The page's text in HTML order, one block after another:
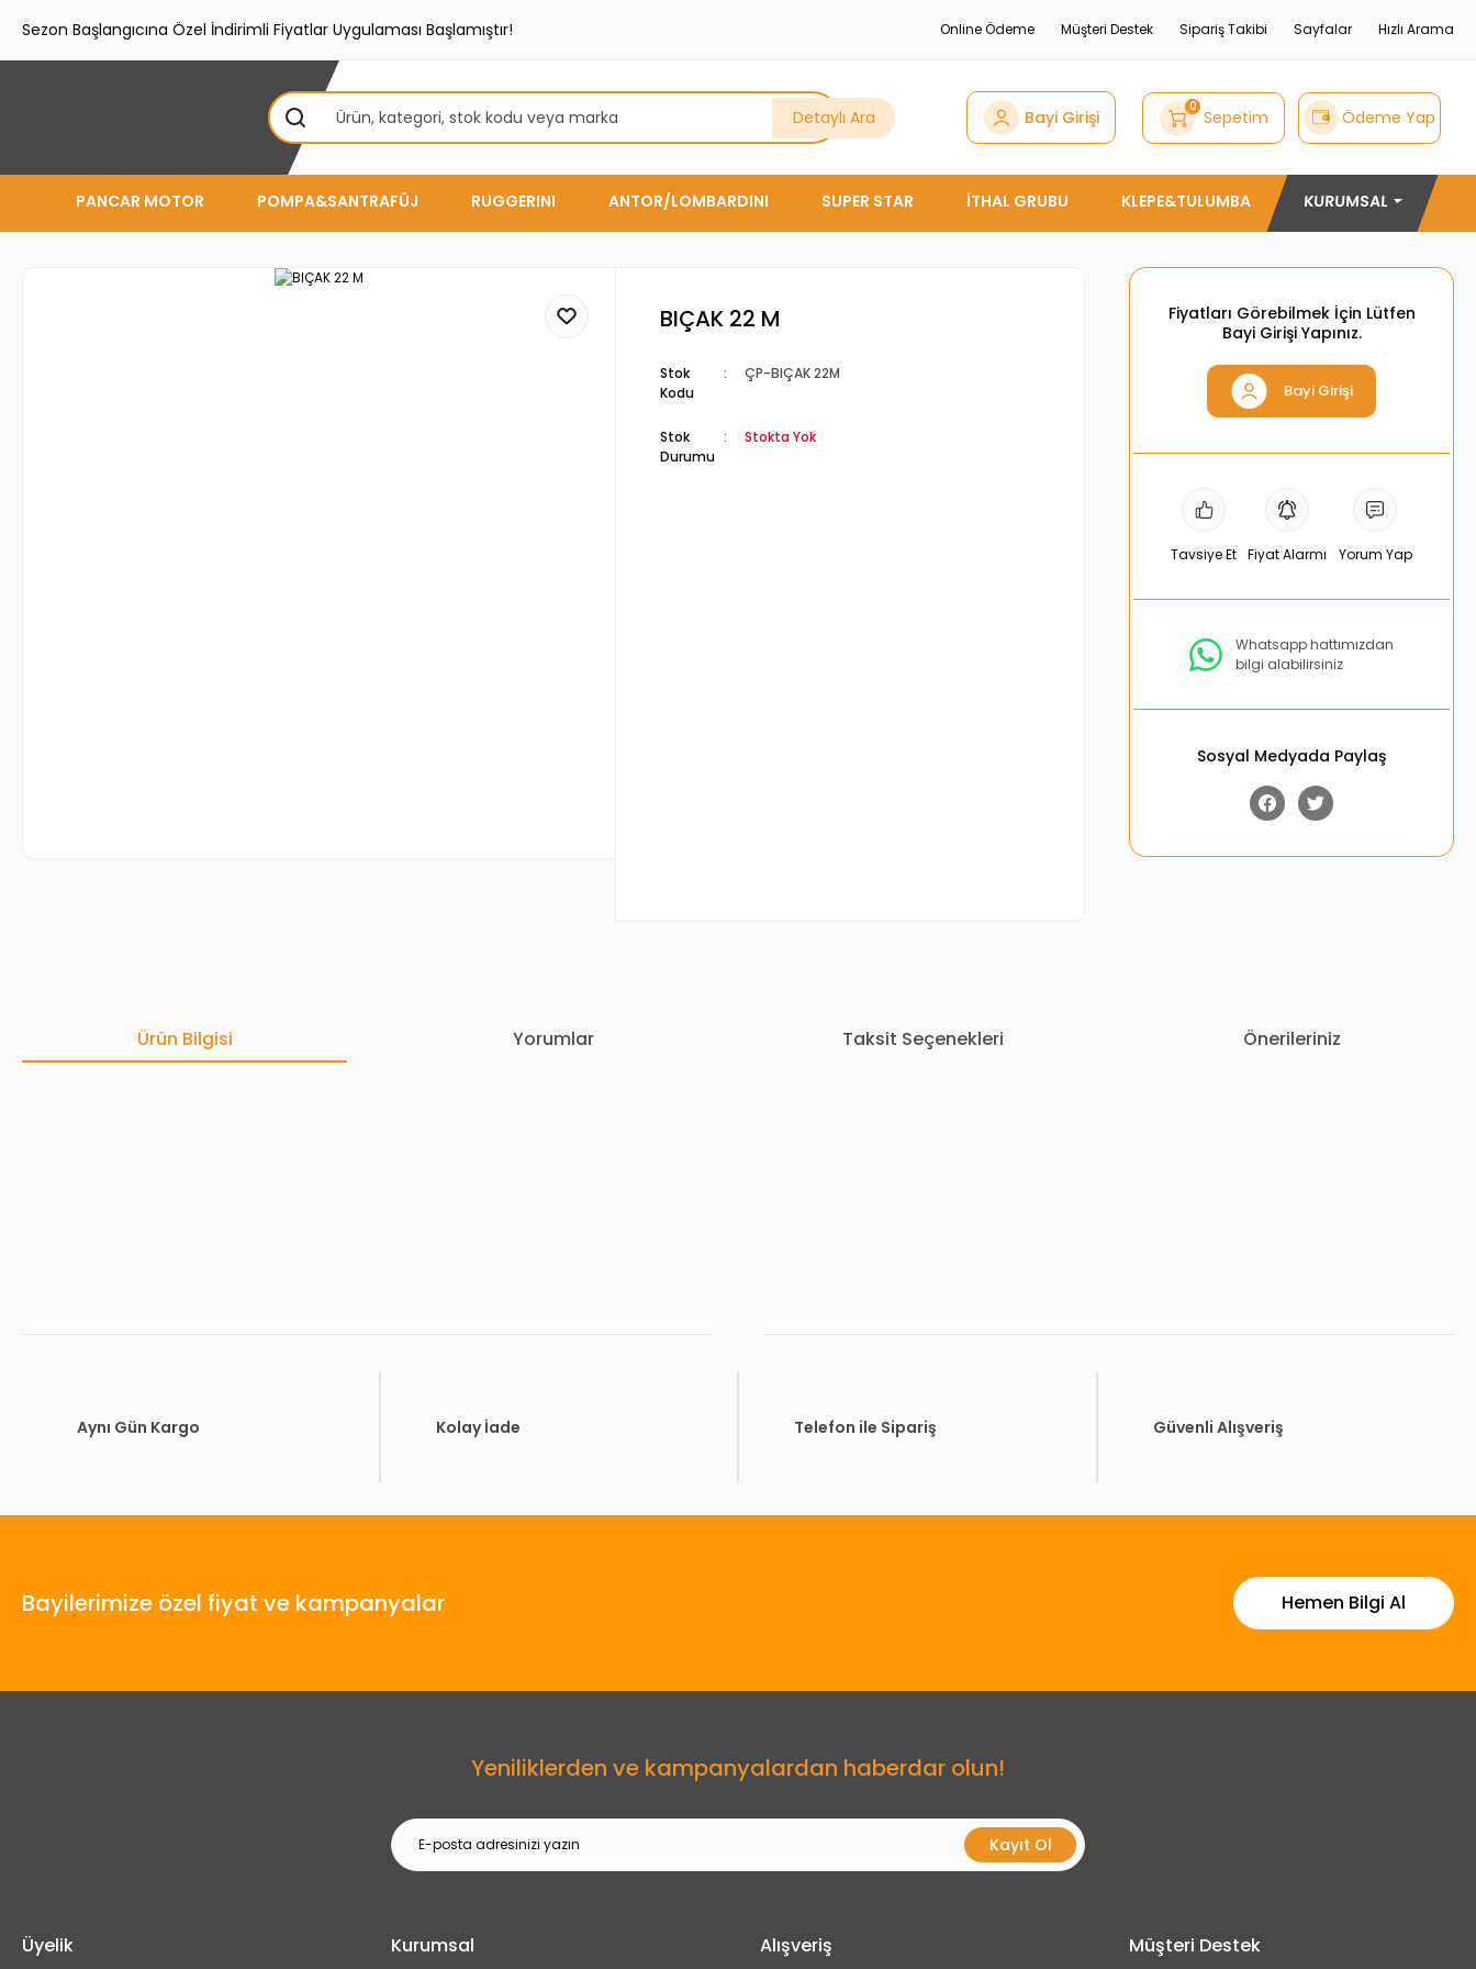
Sezon Başlangıcına Özel İndirimli Fiyatlar Uygulaması Başlamıştır! Online Ödeme Müşteri Destek Sipariş Takibi Sayfalar Hızlı Arama
Detaylı Ara Bayi Girişi 0 Sepetim Ödeme Yap
PANCAR MOTOR POMPA&SANTRAFÜJ RUGGERINI ANTOR/LOMBARDINI SUPER STAR İTHAL GRUBU KLEPE&TULUMBA KURUMSAL
BIÇAK 22 M
Stok
Kodu
ÇP-BIÇAK 22M
Stok
Durumu
Stokta Yok
Fiyatları Görebilmek İçin Lütfen
Bayi Girişi Yapınız.
Bayi Girişi
Tavsiye Et Fiyat Alarmı Yorum Yap
Whatsapp hattımızdan
bilgi alabilirsiniz
Sosyal Medyada Paylaş
Ürün Bilgisi Yorumlar Taksit Seçenekleri Önerileriniz
Gönder
Aynı Gün Kargo Kolay İade Telefon ile Sipariş Güvenli Alışveriş
Bayilerimize özel fiyat ve kampanyalar Hemen Bilgi Al
Yeniliklerden ve kampanyalardan haberdar olun!
Kayıt Ol
Üyelik Kurumsal Alışveriş Müşteri Destek